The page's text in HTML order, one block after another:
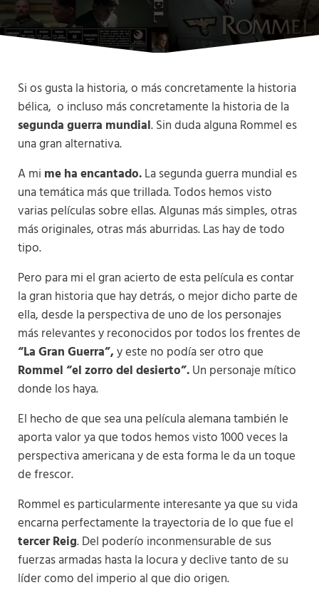
Si os gusta la historia, o más concretamente la historia
bélica, o incluso más concretamente la historia de la
segunda guerra mundial. Sin duda alguna Rommel es
una gran alternativa.
A mi me ha encantado.La segunda guerra mundial es
una temática más que trillada. Todos hemos visto
varias películas sobre ellas. Algunas más simples, otras
más originales, otras más aburridas. Las hay de todo
tipo.
Pero para mi el gran acierto de esta película es contar
la gran historia que hay detrás, o mejor dicho parte de
ella, desde la perspectiva de uno de los personajes
más relevantes y reconocidos por todos los frentes de
“La Gran Guerra”,y este no podía ser otro que
Rommel “el zorro del desierto”.Un personaje mítico
donde los haya.
El hecho de que sea una película alemana también le
aporta valor ya que todos hemos visto 1000 veces la
perspectiva americana y de esta forma le da un toque
de frescor.
Rommel es particularmente interesante ya que su vida
encarna perfectamente la trayectoria de lo que fue el
tercer Reig. Del poderío inconmensurable de sus
fuerzas armadas hasta la locura y declive tanto de su
líder como del imperio al que dio origen.